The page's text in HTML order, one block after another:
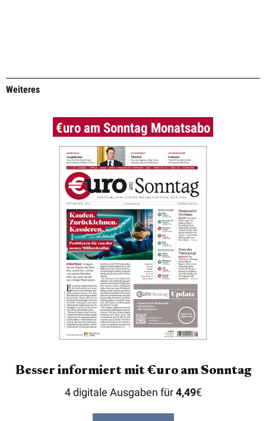
Weiteres
€uro am Sonntag Monatsabo
Besser informiert mit €uro am Sonntag
4 digitale Ausgaben für4,49€